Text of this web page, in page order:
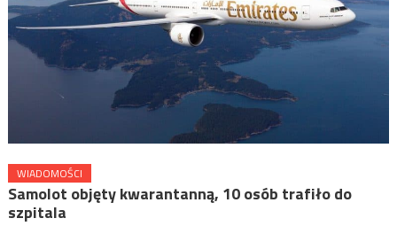
WIADOMOŚCI
Samolot objęty kwarantanną, 10 osób trafiło do
szpitala